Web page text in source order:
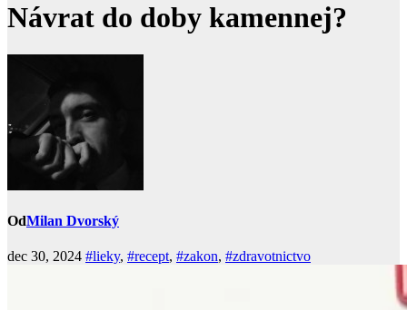
Návrat do doby kamennej?
OdMilan Dvorský
dec 30, 2024 #lieky, #recept, #zakon, #zdravotnictvo